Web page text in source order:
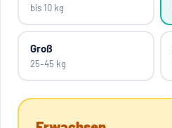
bis 10 kg
Groß
25–45 kg